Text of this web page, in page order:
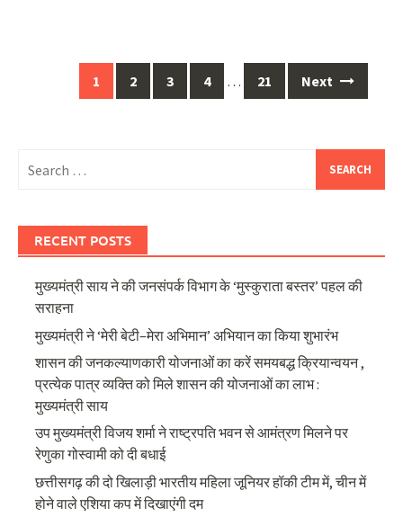
navigation
1 2 3 4 … 21 Next
for:
RECENT POSTS
मुख्यमंत्री साय ने की जनसंपर्क विभाग के ‘मुस्कुराता बस्तर’ पहल की
सराहना
मुख्यमंत्री ने ‘मेरी बेटी–मेरा अभिमान’ अभियान का किया शुभारंभ
शासन की जनकल्याणकारी योजनाओं का करें समयबद्ध क्रियान्वयन ,
प्रत्येक पात्र व्यक्ति को मिले शासन की योजनाओं का लाभ :
मुख्यमंत्री साय
उप मुख्यमंत्री विजय शर्मा ने राष्ट्रपति भवन से आमंत्रण मिलने पर
रेणुका गोस्वामी को दी बधाई
छत्तीसगढ़ की दो खिलाड़ी भारतीय महिला जूनियर हॉकी टीम में, चीन में
होने वाले एशिया कप में दिखाएंगी दम